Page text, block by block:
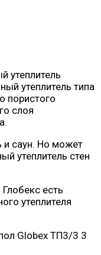
утеплитель типа
пористого
слоя
и саун. Но может
утеплитель стен
есть
утеплителя